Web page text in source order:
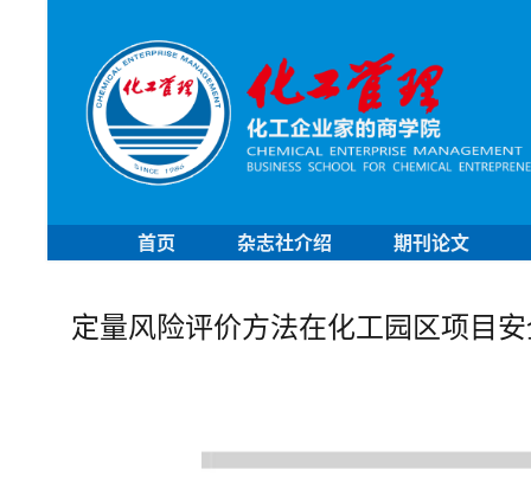
首页 杂志社介绍 期刊论文
定量风险评价方法在化工园区项目